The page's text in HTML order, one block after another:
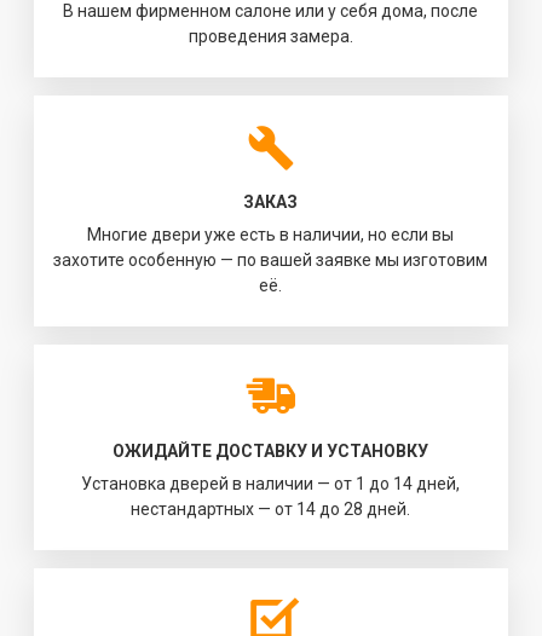
В нашем фирменном салоне или у себя дома, после
проведения замера.
ЗАКАЗ
Многие двери уже есть в наличии, но если вы
захотите особенную — по вашей заявке мы изготовим
её.
ОЖИДАЙТЕ ДОСТАВКУ И УСТАНОВКУ
Установка дверей в наличии — от 1 до 14 дней,
нестандартных — от 14 до 28 дней.